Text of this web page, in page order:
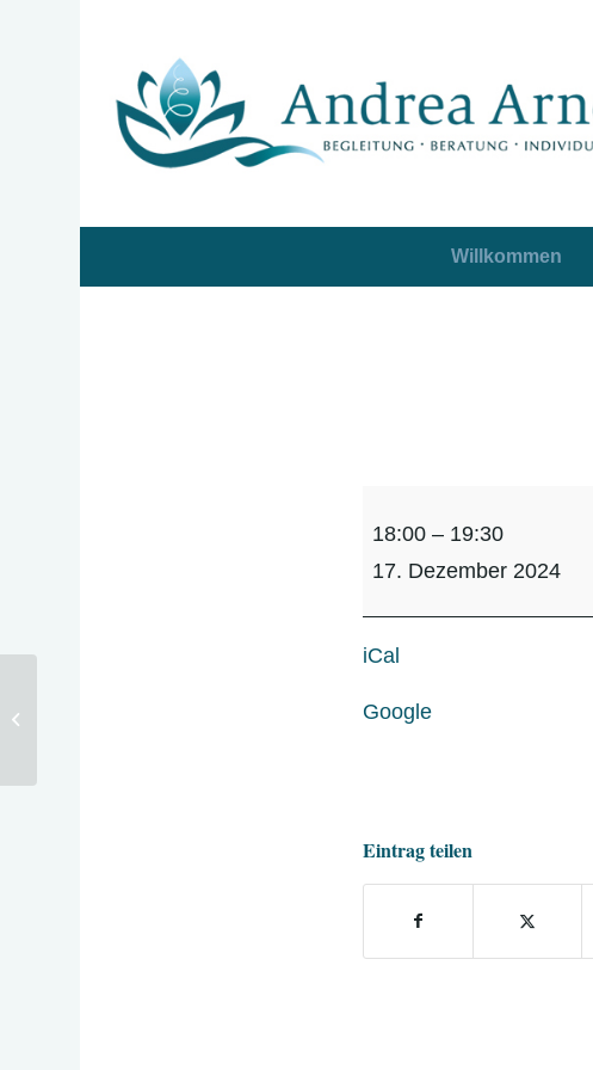
Willkommen
Gruppe
B
18:00 – 19:30
17. Dezember 2024
iCal
Google
Eintrag teilen